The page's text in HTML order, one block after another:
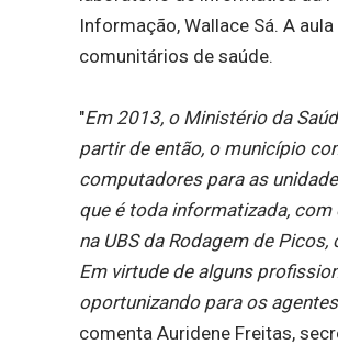
Informação, Wallace Sá. A
comunitários de saúde.
"Em 2013, o Ministério da
partir de então, o município
computadores para as
que é toda informatizada,
na UBS da Rodagem de
Em virtude de alguns
oportunizando para os
comenta Auridene Freitas,